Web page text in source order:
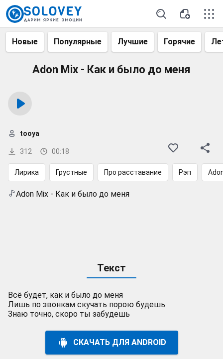
Новые Популярные Лучшие Горячие
Adon Mix - Как и было до меня
312 00:18
tooya
Лирика Грустные Про расставание Рэп
Adon Mix - Как и было до меня
Текст
Всё будет, как и было до меня
Лишь по звонкам скучать порою будешь
Знаю точно, скоро ты забудешь
СКАЧАТЬ ДЛЯ ANDROID